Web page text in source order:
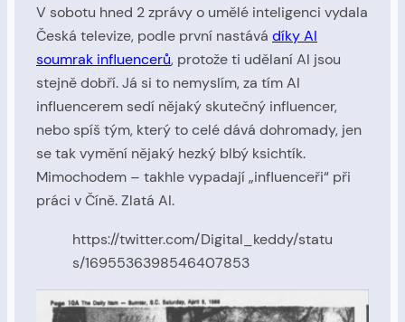
V sobotu hned 2 zprávy o umělé inteligenci vydala
Česká televize, podle první nastává díky AI
soumrak influencerů, protože ti udělaní AI jsou
stejně dobří. Já si to nemyslím, za tím AI
influencerem sedí nějaký skutečný influencer,
nebo spíš tým, který to celé dává dohromady, jen
se tak vymění nějaký hezký blbý ksichtík.
Mimochodem – takhle vypadají „influenceři“ při
práci v Číně. Zlatá AI.
https://twitter.com/Digital_keddy/statu
s/1695536398546407853